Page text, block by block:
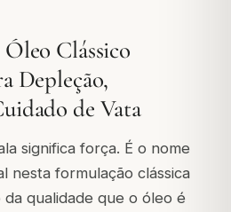
Clássico
Depleção,
de Vata
significa força. É o nome
nesta formulação clássica
qualidade que o óleo é